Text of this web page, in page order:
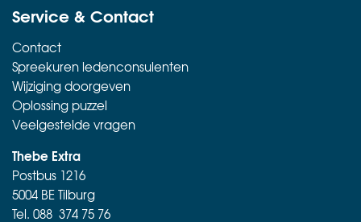
Service & Contact
Contact
Spreekuren ledenconsulenten
Wijziging doorgeven
Oplossing puzzel
Veelgestelde vragen
Thebe Extra
Postbus 1216
5004 BE Tilburg
Tel. 088 374 75 76